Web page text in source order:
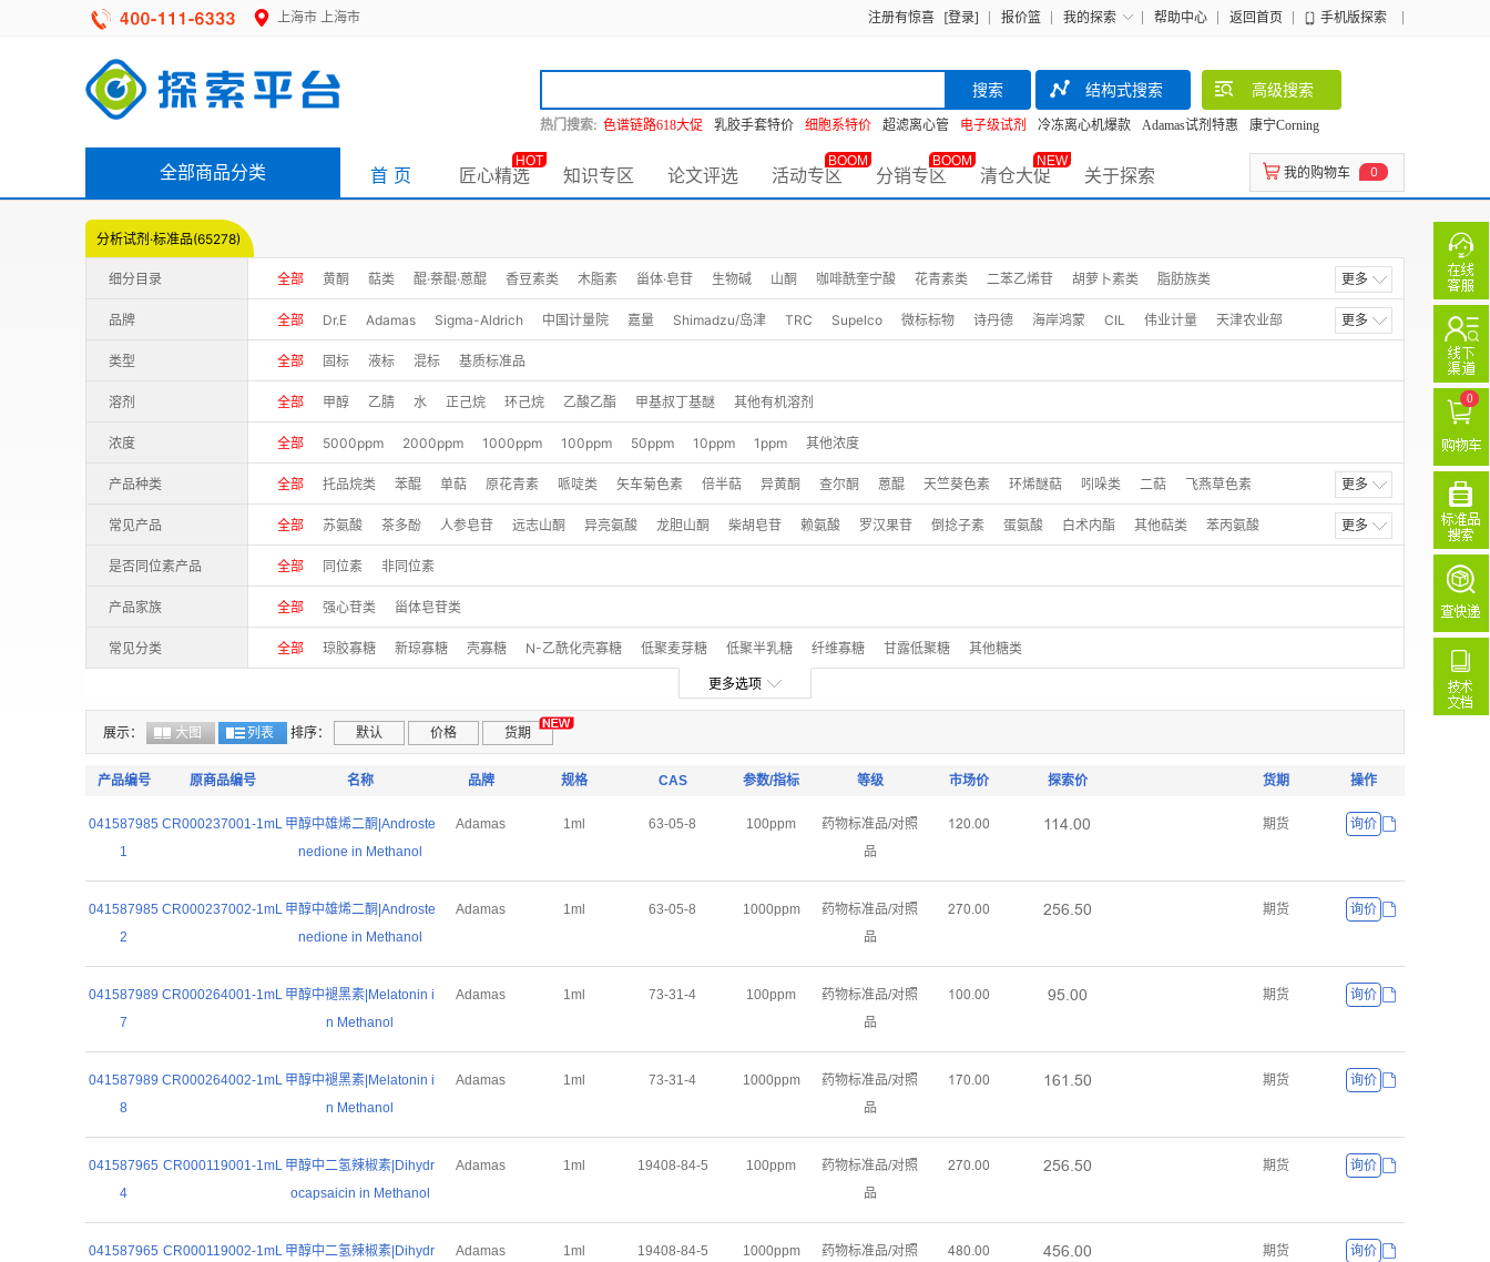
上海市 上海市 注册有惊喜 [登录] 报价篮 我的探索 帮助中心 返回首页 手机版探索
搜索 结构式搜索 高级搜索
热门搜索: 色谱链路618大促 乳胶手套特价 细胞系特价 超滤离心管 电子级试剂 冷冻离心机爆款 Adamas试剂特惠 康宁Corning
全部商品分类 首 页 匠心精选
HOT
知识专区 论文评选 活动专区
BOOM
分销专区
BOOM
清仓大促
NEW
关于探索 我的购物车 0
分析试剂·标准品(65278)
细分目录 全部 黄酮 萜类 醌·萘醌·蒽醌 香豆素类 木脂素 甾体·皂苷 生物碱 山酮 咖啡酰奎宁酸 花青素类 二苯乙烯苷 胡萝卜素类
脂肪族类
多酚·其他酚类
苯丙素 噻吩 氨基酸 丹宁类 植物环肽·多肽 寡糖·其他糖类
更多
品牌 全部 Dr.E Adamas Sigma-Aldrich 中国计量院 嘉量 Shimadzu/岛津 TRC Supelco 微标标物 诗丹德 海岸鸿蒙 CIL 伟业计量
天津农业部
ChromaDex
德思特 云西力 检科院
Accustandard
HPC DMCHEM GlycoSci IsoReag Merck ZZSRM ZZSTANDARD 中国农科院 埃法生物 山东德洋 希派 秦境
Alsachim
BWRM
Bepure CATO-药物 CPA CaroteNature Extrasynthese Fifan FirstStandard/阿尔塔 PCL PhytoLab SPEX
Solarbio/索莱宝
TMstandard
UPS 中测标物 中科睿谱 众创众睿 兽药所 同田 坛墨质检 山东计量院
更多
类型 全部 固标 液标 混标 基质标准品
溶剂 全部 甲醇 乙腈 水 正己烷 环己烷 乙酸乙酯 甲基叔丁基醚 其他有机溶剂
浓度 全部 5000ppm 2000ppm 1000ppm 100ppm 50ppm 10ppm 1ppm 其他浓度
产品种类 全部 托品烷类 苯醌 单萜 原花青素 哌啶类 矢车菊色素 倍半萜 异黄酮 查尔酮 蒽醌 天竺葵色素 环烯醚萜 吲哚类 二萜
飞燕草色素
喹啉/异喹啉类
三萜 氧杂蒽酮 其他醌类 其他生物碱 芍药色素 其他黄酮类 其他萜类 锦葵色素 矮牵牛色素 其他花青素类
更多
常见产品 全部 苏氨酸 茶多酚 人参皂苷 远志山酮 异亮氨酸 龙胆山酮 柴胡皂苷 赖氨酸 罗汉果苷 倒捻子素 蛋氨酸 白术内酯 其他萜类
苯丙氨酸
缬氨酸
甘氨酸 丙氨酸
更多
是否同位素产品 全部 同位素 非同位素
产品家族 全部 强心苷类 甾体皂苷类
常见分类 全部 琼胶寡糖 新琼寡糖 壳寡糖 N-乙酰化壳寡糖 低聚麦芽糖 低聚半乳糖 纤维寡糖 甘露低聚糖 其他糖类
更多选项
展示： 大图 列表 排序： 默认 价格 货期
产品编号 原商品编号 名称 品牌 规格 CAS 参数/指标 等级 市场价 探索价 货期 操作
041587985
1
CR000237001-1mL 甲醇中雄烯二酮|Androste
nedione in Methanol
Adamas 1ml 63-05-8 100ppm
药物标准品/对照
品
ȩŒŖŽŖŖ ȩȩɉŽŖŖ 期货 询价
041587985
2
CR000237002-1mL 甲醇中雄烯二酮|Androste
nedione in Methanol
Adamas 1ml 63-05-8 1000ppm
药物标准品/对照
品
ŒǊŖŽŖŖ ŒŬĕŽŬŖ 期货 询价
041587989
7
CR000264001-1mL 甲醇中褪黑素|Melatonin i
n Methanol
Adamas 1ml 73-31-4 100ppm
药物标准品/对照
品
ȩŖŖŽŖŖ ŴŬŽŖŖ 期货 询价
041587989
8
CR000264002-1mL 甲醇中褪黑素|Melatonin i
n Methanol
Adamas 1ml 73-31-4 1000ppm
药物标准品/对照
品
ȩǊŖŽŖŖ ȩĕȩŽŬŖ 期货 询价
041587965
4
CR000119001-1mL 甲醇中二氢辣椒素|Dihydr
ocapsaicin in Methanol
Adamas 1ml 19408-84-5 100ppm
药物标准品/对照
品
ŒǊŖŽŖŖ ŒŬĕŽŬŖ 期货 询价
041587965 CR000119002-1mL 甲醇中二氢辣椒素|Dihydr
Adamas 1ml 19408-84-5 1000ppm
药物标准品/对照
ɉȀŖŽŖŖ ɉŬĕŽŖŖ 期货 询价
0